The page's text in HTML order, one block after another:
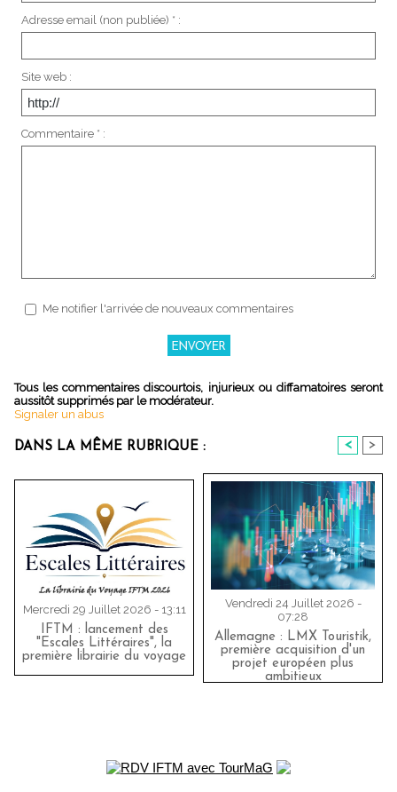
Adresse email (non publiée) * :
Site web :
Commentaire * :
Me notifier l'arrivée de nouveaux commentaires
Tous les commentaires discourtois, injurieux ou diffamatoires seront
aussitôt supprimés par le modérateur.
Signaler un abus
DANS LA MÊME RUBRIQUE : < >
Mercredi 29 Juillet 2026 - 13:11
IFTM : lancement des
"Escales Littéraires", la
première librairie du voyage
Vendredi 24 Juillet 2026 -
07:28
Allemagne : LMX Touristik,
première acquisition d'un
projet européen plus
ambitieux